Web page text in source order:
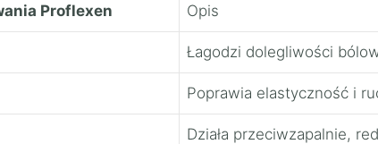
Proflexen Opis
Łagodzi dolegliwości
Poprawia elastyczność i
Działa przeciwzapalnie,